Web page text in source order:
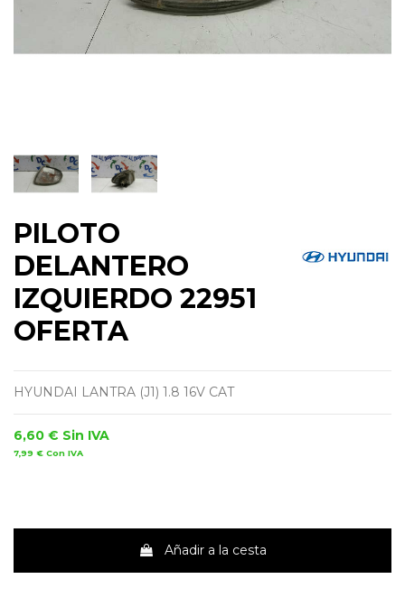
PILOTO
DELANTERO
IZQUIERDO 22951
OFERTA
HYUNDAI LANTRA (J1) 1.8 16V CAT
6,60 € Sin IVA
7,99 € Con IVA
Añadir a la cesta